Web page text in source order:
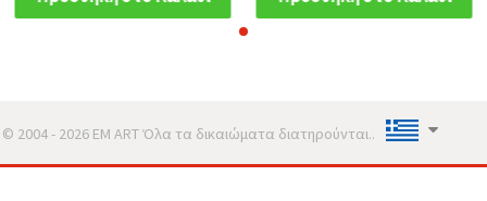
© 2004 - 2026 EM ART Όλα τα δικαιώματα διατηρούνται..